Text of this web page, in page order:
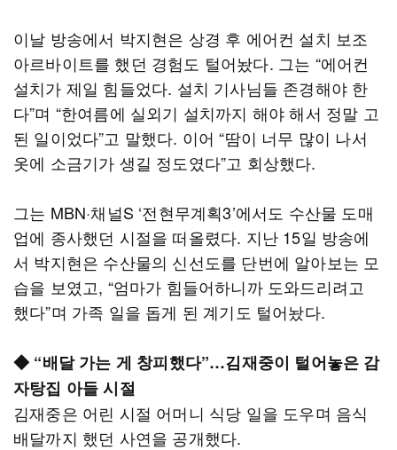
이날 방송에서 박지현은 상경 후 에어컨 설치 보조
아르바이트를 했던 경험도 털어놨다. 그는 “에어컨
설치가 제일 힘들었다. 설치 기사님들 존경해야 한
다”며 “한여름에 실외기 설치까지 해야 해서 정말 고
된 일이었다”고 말했다. 이어 “땀이 너무 많이 나서
옷에 소금기가 생길 정도였다”고 회상했다.
그는 MBN·채널S ‘전현무계획3’에서도 수산물 도매
업에 종사했던 시절을 떠올렸다. 지난 15일 방송에
서 박지현은 수산물의 신선도를 단번에 알아보는 모
습을 보였고, “엄마가 힘들어하니까 도와드리려고
했다”며 가족 일을 돕게 된 계기도 털어놨다.
◆ “배달 가는 게 창피했다”…김재중이 털어놓은 감
자탕집 아들 시절
김재중은 어린 시절 어머니 식당 일을 도우며 음식
배달까지 했던 사연을 공개했다.